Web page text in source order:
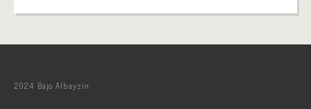
2024 Bajo Albayzín